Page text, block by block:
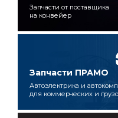
Запчасти от поставщика
на конвейер
Запчасти ПРАМО
Автоэлектрика и
для коммерческих и